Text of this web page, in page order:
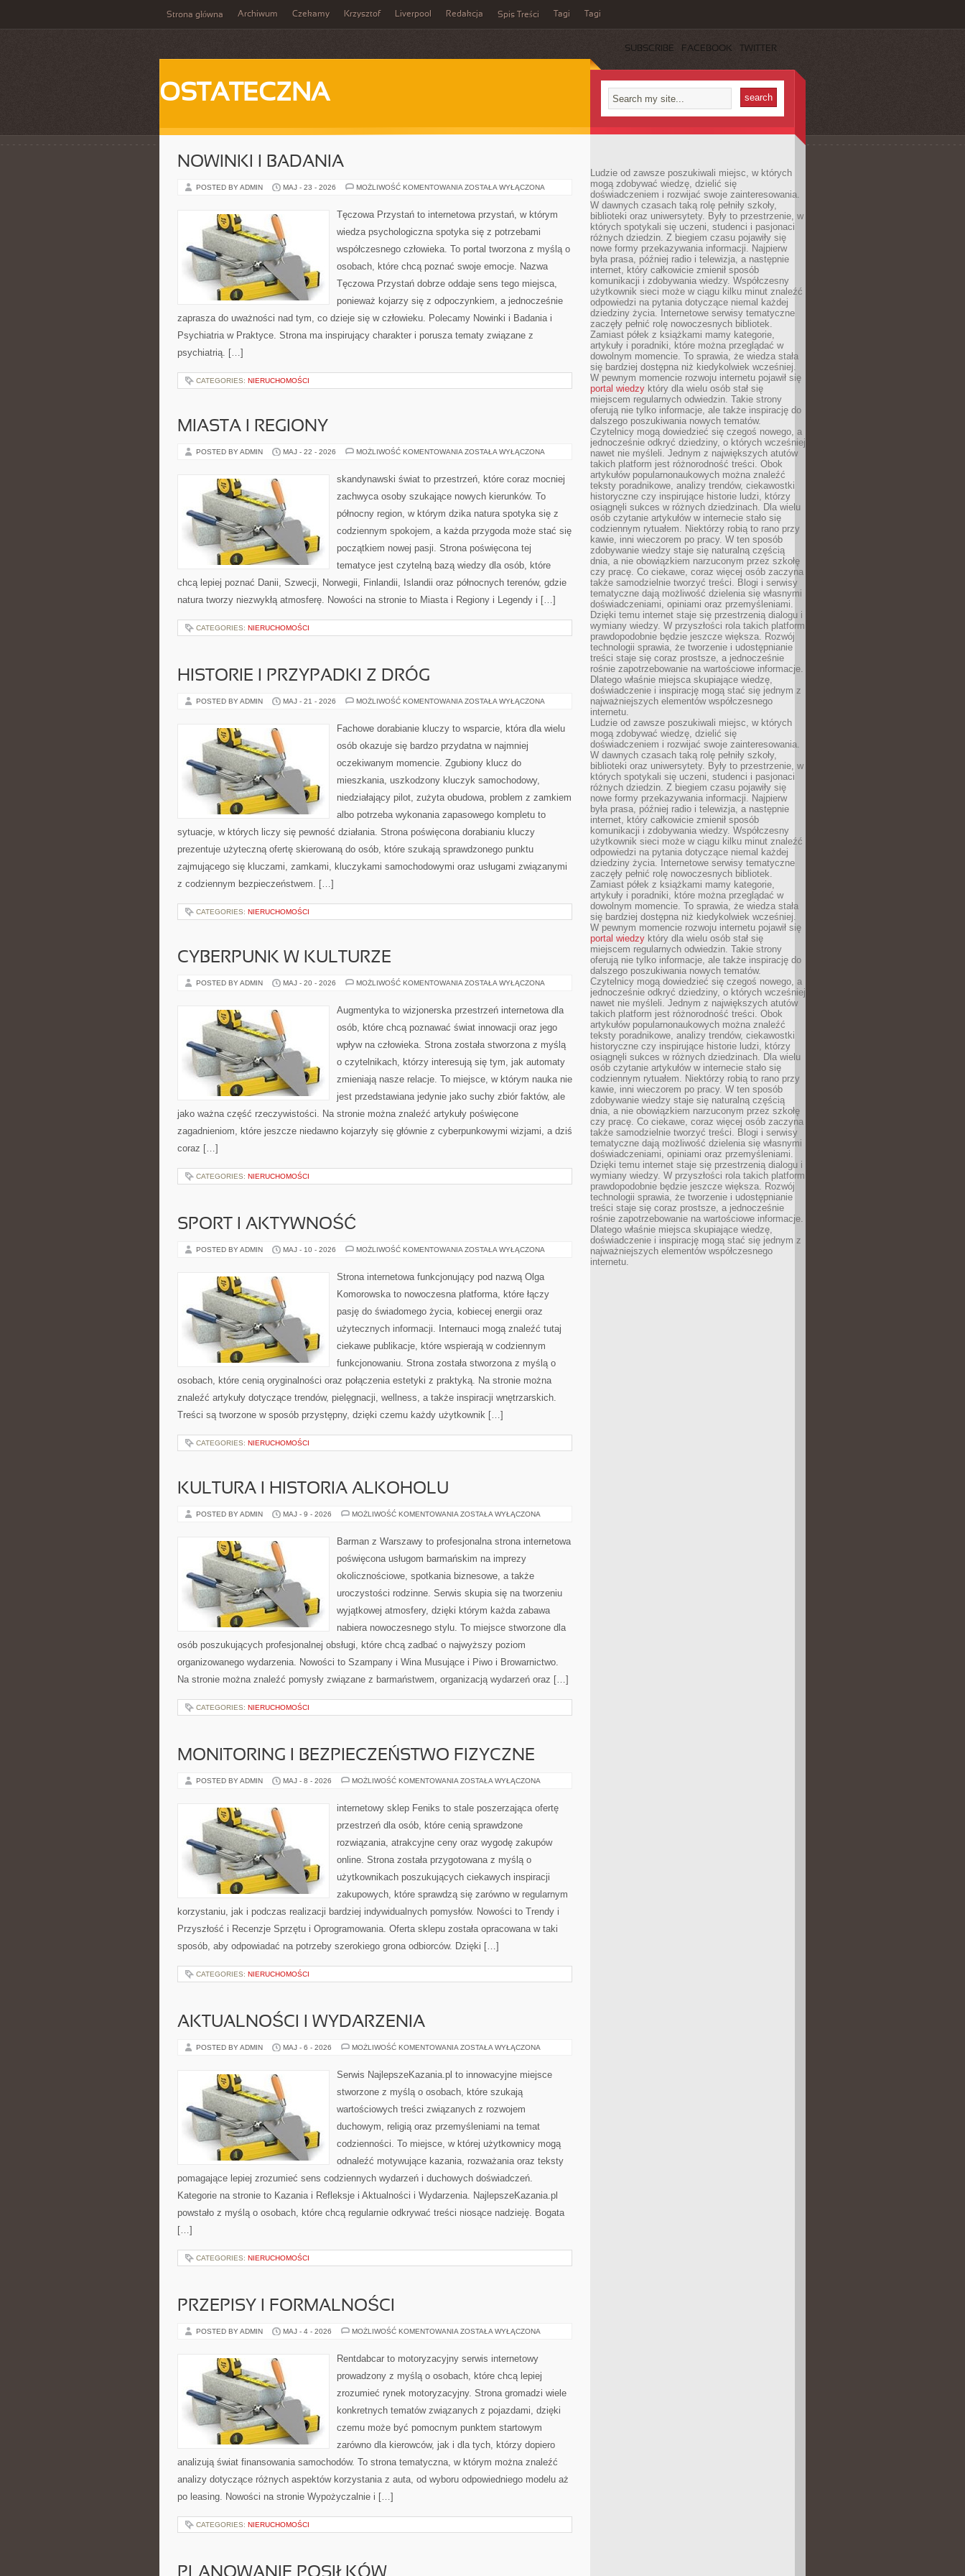
Strona główna Archiwum Czekamy Krzysztof Liverpool Redakcja Spis Treści Tagi Tagi
SUBSCRIBE FACEBOOK TWITTER
OSTATECZNA
NOWINKI I BADANIA
POSTED BY ADMIN MAJ - 23 - 2026 MOŻLIWOŚĆ KOMENTOWANIA NOWINKI
ZOSTAŁA WYŁĄCZONA
Tęczowa Przystań to internetowa przystań, w którym
wiedza psychologiczna spotyka się z potrzebami
współczesnego człowieka. To portal tworzona z myślą o
osobach, które chcą poznać swoje emocje. Nazwa
Tęczowa Przystań dobrze oddaje sens tego miejsca,
ponieważ kojarzy się z odpoczynkiem, a jednocześnie
zaprasza do uważności nad tym, co dzieje się w człowieku. Polecamy Nowinki i Badania i
Psychiatria w Praktyce. Strona ma inspirujący charakter i porusza tematy związane z
psychiatrią. […]
CATEGORIES: NIERUCHOMOŚCI
MIASTA I REGIONY
POSTED BY ADMIN MAJ - 22 - 2026 MOŻLIWOŚĆ KOMENTOWANIA MIASTA
ZOSTAŁA WYŁĄCZONA
skandynawski świat to przestrzeń, które coraz mocniej
zachwyca osoby szukające nowych kierunków. To
północny region, w którym dzika natura spotyka się z
codziennym spokojem, a każda przygoda może stać się
początkiem nowej pasji. Strona poświęcona tej
tematyce jest czytelną bazą wiedzy dla osób, które
chcą lepiej poznać Danii, Szwecji, Norwegii, Finlandii, Islandii oraz północnych terenów, gdzie
natura tworzy niezwykłą atmosferę. Nowości na stronie to Miasta i Regiony i Legendy i […]
CATEGORIES: NIERUCHOMOŚCI
HISTORIE I PRZYPADKI Z DRÓG
POSTED BY ADMIN MAJ - 21 - 2026 MOŻLIWOŚĆ KOMENTOWANIA HISTORIE
DRÓG
ZOSTAŁA WYŁĄCZONA
Fachowe dorabianie kluczy to wsparcie, która dla wielu
osób okazuje się bardzo przydatna w najmniej
oczekiwanym momencie. Zgubiony klucz do
mieszkania, uszkodzony kluczyk samochodowy,
niedziałający pilot, zużyta obudowa, problem z zamkiem
albo potrzeba wykonania zapasowego kompletu to
sytuacje, w których liczy się pewność działania. Strona poświęcona dorabianiu kluczy
prezentuje użyteczną ofertę skierowaną do osób, które szukają sprawdzonego punktu
zajmującego się kluczami, zamkami, kluczykami samochodowymi oraz usługami związanymi
z codziennym bezpieczeństwem. […]
CATEGORIES: NIERUCHOMOŚCI
CYBERPUNK W KULTURZE
POSTED BY ADMIN MAJ - 20 - 2026 MOŻLIWOŚĆ KOMENTOWANIA CYBERPUNK
ZOSTAŁA WYŁĄCZONA
Augmentyka to wizjonerska przestrzeń internetowa dla
osób, które chcą poznawać świat innowacji oraz jego
wpływ na człowieka. Strona została stworzona z myślą
o czytelnikach, którzy interesują się tym, jak automaty
zmieniają nasze relacje. To miejsce, w którym nauka nie
jest przedstawiana jedynie jako suchy zbiór faktów, ale
jako ważna część rzeczywistości. Na stronie można znaleźć artykuły poświęcone
zagadnieniom, które jeszcze niedawno kojarzyły się głównie z cyberpunkowymi wizjami, a dziś
coraz […]
CATEGORIES: NIERUCHOMOŚCI
SPORT I AKTYWNOŚĆ
POSTED BY ADMIN MAJ - 10 - 2026 MOŻLIWOŚĆ KOMENTOWANIA SPORT
ZOSTAŁA WYŁĄCZONA
Strona internetowa funkcjonujący pod nazwą Olga
Komorowska to nowoczesna platforma, które łączy
pasję do świadomego życia, kobiecej energii oraz
użytecznych informacji. Internauci mogą znaleźć tutaj
ciekawe publikacje, które wspierają w codziennym
funkcjonowaniu. Strona została stworzona z myślą o
osobach, które cenią oryginalności oraz połączenia estetyki z praktyką. Na stronie można
znaleźć artykuły dotyczące trendów, pielęgnacji, wellness, a także inspiracji wnętrzarskich.
Treści są tworzone w sposób przystępny, dzięki czemu każdy użytkownik […]
CATEGORIES: NIERUCHOMOŚCI
KULTURA I HISTORIA ALKOHOLU
POSTED BY ADMIN MAJ - 9 - 2026 MOŻLIWOŚĆ KOMENTOWANIA KULTURA
ALKOHOLU
ZOSTAŁA WYŁĄCZONA
Barman z Warszawy to profesjonalna strona internetowa
poświęcona usługom barmańskim na imprezy
okolicznościowe, spotkania biznesowe, a także
uroczystości rodzinne. Serwis skupia się na tworzeniu
wyjątkowej atmosfery, dzięki którym każda zabawa
nabiera nowoczesnego stylu. To miejsce stworzone dla
osób poszukujących profesjonalnej obsługi, które chcą zadbać o najwyższy poziom
organizowanego wydarzenia. Nowości to Szampany i Wina Musujące i Piwo i Browarnictwo.
Na stronie można znaleźć pomysły związane z barmaństwem, organizacją wydarzeń oraz […]
CATEGORIES: NIERUCHOMOŚCI
MONITORING I BEZPIECZEŃSTWO FIZYCZNE
POSTED BY ADMIN MAJ - 8 - 2026 MOŻLIWOŚĆ KOMENTOWANIA MONITORING
FIZYCZNE
ZOSTAŁA WYŁĄCZONA
internetowy sklep Feniks to stale poszerzająca ofertę
przestrzeń dla osób, które cenią sprawdzone
rozwiązania, atrakcyjne ceny oraz wygodę zakupów
online. Strona została przygotowana z myślą o
użytkownikach poszukujących ciekawych inspiracji
zakupowych, które sprawdzą się zarówno w regularnym
korzystaniu, jak i podczas realizacji bardziej indywidualnych pomysłów. Nowości to Trendy i
Przyszłość i Recenzje Sprzętu i Oprogramowania. Oferta sklepu została opracowana w taki
sposób, aby odpowiadać na potrzeby szerokiego grona odbiorców. Dzięki […]
CATEGORIES: NIERUCHOMOŚCI
AKTUALNOŚCI I WYDARZENIA
POSTED BY ADMIN MAJ - 6 - 2026 MOŻLIWOŚĆ KOMENTOWANIA AKTUALNOŚCI
ZOSTAŁA WYŁĄCZONA
Serwis NajlepszeKazania.pl to innowacyjne miejsce
stworzone z myślą o osobach, które szukają
wartościowych treści związanych z rozwojem
duchowym, religią oraz przemyśleniami na temat
codzienności. To miejsce, w której użytkownicy mogą
odnaleźć motywujące kazania, rozważania oraz teksty
pomagające lepiej zrozumieć sens codziennych wydarzeń i duchowych doświadczeń.
Kategorie na stronie to Kazania i Refleksje i Aktualności i Wydarzenia. NajlepszeKazania.pl
powstało z myślą o osobach, które chcą regularnie odkrywać treści niosące nadzieję. Bogata
[…]
CATEGORIES: NIERUCHOMOŚCI
PRZEPISY I FORMALNOŚCI
POSTED BY ADMIN MAJ - 4 - 2026 MOŻLIWOŚĆ KOMENTOWANIA PRZEPISY
ZOSTAŁA WYŁĄCZONA
Rentdabcar to motoryzacyjny serwis internetowy
prowadzony z myślą o osobach, które chcą lepiej
zrozumieć rynek motoryzacyjny. Strona gromadzi wiele
konkretnych tematów związanych z pojazdami, dzięki
czemu może być pomocnym punktem startowym
zarówno dla kierowców, jak i dla tych, którzy dopiero
analizują świat finansowania samochodów. To strona tematyczna, w którym można znaleźć
analizy dotyczące różnych aspektów korzystania z auta, od wyboru odpowiedniego modelu aż
po leasing. Nowości na stronie Wypożyczalnie i […]
CATEGORIES: NIERUCHOMOŚCI
Ludzie od zawsze poszukiwali miejsc, w których
mogą zdobywać wiedzę, dzielić się
doświadczeniem i rozwijać swoje zainteresowania.
W dawnych czasach taką rolę pełniły szkoły,
biblioteki oraz uniwersytety. Były to przestrzenie, w
których spotykali się uczeni, studenci i pasjonaci
różnych dziedzin. Z biegiem czasu pojawiły się
nowe formy przekazywania informacji. Najpierw
była prasa, później radio i telewizja, a następnie
internet, który całkowicie zmienił sposób
komunikacji i zdobywania wiedzy. Współczesny
użytkownik sieci może w ciągu kilku minut znaleźć
odpowiedzi na pytania dotyczące niemal każdej
dziedziny życia. Internetowe serwisy tematyczne
zaczęły pełnić rolę nowoczesnych bibliotek.
Zamiast półek z książkami mamy kategorie,
artykuły i poradniki, które można przeglądać w
dowolnym momencie. To sprawia, że wiedza stała
się bardziej dostępna niż kiedykolwiek wcześniej.
W pewnym momencie rozwoju internetu pojawił się
portal wiedzy który dla wielu osób stał się
miejscem regularnych odwiedzin. Takie strony
oferują nie tylko informacje, ale także inspirację do
dalszego poszukiwania nowych tematów.
Czytelnicy mogą dowiedzieć się czegoś nowego, a
jednocześnie odkryć dziedziny, o których wcześniej
nawet nie myśleli. Jednym z największych atutów
takich platform jest różnorodność treści. Obok
artykułów popularnonaukowych można znaleźć
teksty poradnikowe, analizy trendów, ciekawostki
historyczne czy inspirujące historie ludzi, którzy
osiągnęli sukces w różnych dziedzinach. Dla wielu
osób czytanie artykułów w internecie stało się
codziennym rytuałem. Niektórzy robią to rano przy
kawie, inni wieczorem po pracy. W ten sposób
zdobywanie wiedzy staje się naturalną częścią
dnia, a nie obowiązkiem narzuconym przez szkołę
czy pracę. Co ciekawe, coraz więcej osób zaczyna
także samodzielnie tworzyć treści. Blogi i serwisy
tematyczne dają możliwość dzielenia się własnymi
doświadczeniami, opiniami oraz przemyśleniami.
Dzięki temu internet staje się przestrzenią dialogu i
wymiany wiedzy. W przyszłości rola takich platform
prawdopodobnie będzie jeszcze większa. Rozwój
technologii sprawia, że tworzenie i udostępnianie
treści staje się coraz prostsze, a jednocześnie
rośnie zapotrzebowanie na wartościowe informacje.
Dlatego właśnie miejsca skupiające wiedzę,
doświadczenie i inspirację mogą stać się jednym z
najważniejszych elementów współczesnego
internetu.
Ludzie od zawsze poszukiwali miejsc, w których
mogą zdobywać wiedzę, dzielić się
doświadczeniem i rozwijać swoje zainteresowania.
W dawnych czasach taką rolę pełniły szkoły,
biblioteki oraz uniwersytety. Były to przestrzenie, w
których spotykali się uczeni, studenci i pasjonaci
różnych dziedzin. Z biegiem czasu pojawiły się
nowe formy przekazywania informacji. Najpierw
była prasa, później radio i telewizja, a następnie
internet, który całkowicie zmienił sposób
komunikacji i zdobywania wiedzy. Współczesny
użytkownik sieci może w ciągu kilku minut znaleźć
odpowiedzi na pytania dotyczące niemal każdej
dziedziny życia. Internetowe serwisy tematyczne
zaczęły pełnić rolę nowoczesnych bibliotek.
Zamiast półek z książkami mamy kategorie,
artykuły i poradniki, które można przeglądać w
dowolnym momencie. To sprawia, że wiedza stała
się bardziej dostępna niż kiedykolwiek wcześniej.
W pewnym momencie rozwoju internetu pojawił się
portal wiedzy który dla wielu osób stał się
miejscem regularnych odwiedzin. Takie strony
oferują nie tylko informacje, ale także inspirację do
dalszego poszukiwania nowych tematów.
Czytelnicy mogą dowiedzieć się czegoś nowego, a
jednocześnie odkryć dziedziny, o których wcześniej
nawet nie myśleli. Jednym z największych atutów
takich platform jest różnorodność treści. Obok
artykułów popularnonaukowych można znaleźć
teksty poradnikowe, analizy trendów, ciekawostki
historyczne czy inspirujące historie ludzi, którzy
osiągnęli sukces w różnych dziedzinach. Dla wielu
osób czytanie artykułów w internecie stało się
codziennym rytuałem. Niektórzy robią to rano przy
kawie, inni wieczorem po pracy. W ten sposób
zdobywanie wiedzy staje się naturalną częścią
dnia, a nie obowiązkiem narzuconym przez szkołę
czy pracę. Co ciekawe, coraz więcej osób zaczyna
także samodzielnie tworzyć treści. Blogi i serwisy
tematyczne dają możliwość dzielenia się własnymi
doświadczeniami, opiniami oraz przemyśleniami.
Dzięki temu internet staje się przestrzenią dialogu i
wymiany wiedzy. W przyszłości rola takich platform
prawdopodobnie będzie jeszcze większa. Rozwój
technologii sprawia, że tworzenie i udostępnianie
treści staje się coraz prostsze, a jednocześnie
rośnie zapotrzebowanie na wartościowe informacje.
Dlatego właśnie miejsca skupiające wiedzę,
doświadczenie i inspirację mogą stać się jednym z
najważniejszych elementów współczesnego
internetu.